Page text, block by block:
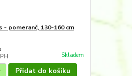
- pomeranč, 130-160 cm
Skladem
Přidat do košíku